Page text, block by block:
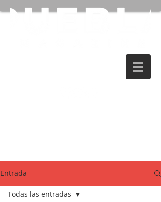
Entrada
Todas las entradas